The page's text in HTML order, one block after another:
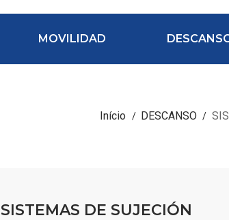
MOVILIDAD
Início DESCANSO
SISTEMAS DE SUJECIÓN